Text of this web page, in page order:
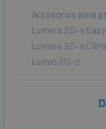
Accesorios para
Lumina 3D-e Easy
Lumina 3D-e
Lumio 3D-e